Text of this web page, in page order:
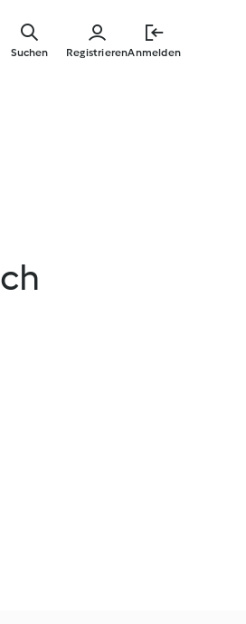
springen
RegistrierenAnmelden
Suchen